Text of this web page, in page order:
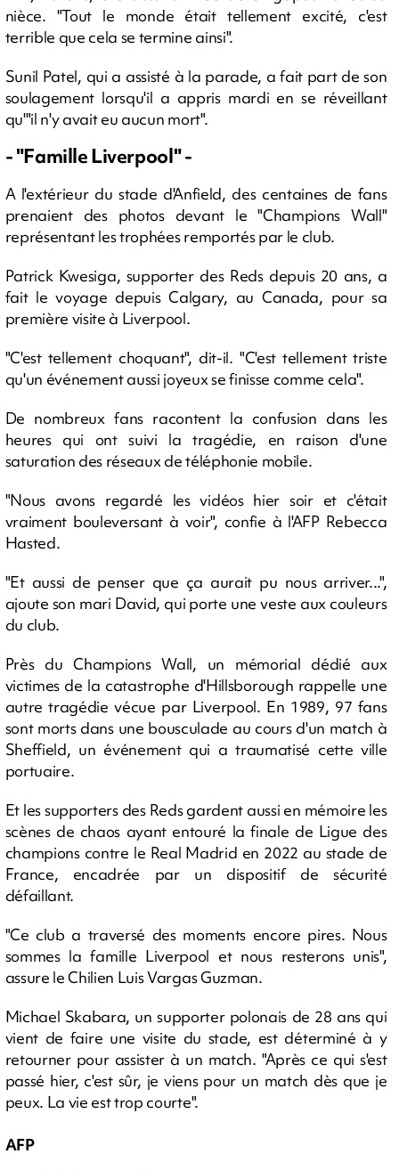
nièce. "Tout le monde était tellement excité, c'est
terrible que cela se termine ainsi".
Sunil Patel, qui a assisté à la parade, a fait part de son
soulagement lorsqu'il a appris mardi en se réveillant
qu'"il n'y avait eu aucun mort".
- "Famille Liverpool" -
A l'extérieur du stade d'Anfield, des centaines de fans
prenaient des photos devant le "Champions Wall"
représentant les trophées remportés par le club.
Patrick Kwesiga, supporter des Reds depuis 20 ans, a
fait le voyage depuis Calgary, au Canada, pour sa
première visite à Liverpool.
"C'est tellement choquant", dit-il. "C'est tellement triste
qu'un événement aussi joyeux se finisse comme cela".
De nombreux fans racontent la confusion dans les
heures qui ont suivi la tragédie, en raison d'une
saturation des réseaux de téléphonie mobile.
"Nous avons regardé les vidéos hier soir et c'était
vraiment bouleversant à voir", confie à l'AFP Rebecca
Hasted.
"Et aussi de penser que ça aurait pu nous arriver...",
ajoute son mari David, qui porte une veste aux couleurs
du club.
Près du Champions Wall, un mémorial dédié aux
victimes de la catastrophe d'Hillsborough rappelle une
autre tragédie vécue par Liverpool. En 1989, 97 fans
sont morts dans une bousculade au cours d'un match à
Sheffield, un événement qui a traumatisé cette ville
portuaire.
Et les supporters des Reds gardent aussi en mémoire les
scènes de chaos ayant entouré la finale de Ligue des
champions contre le Real Madrid en 2022 au stade de
France, encadrée par un dispositif de sécurité
défaillant.
"Ce club a traversé des moments encore pires. Nous
sommes la famille Liverpool et nous resterons unis",
assure le Chilien Luis Vargas Guzman.
Michael Skabara, un supporter polonais de 28 ans qui
vient de faire une visite du stade, est déterminé à y
retourner pour assister à un match. "Après ce qui s'est
passé hier, c'est sûr, je viens pour un match dès que je
peux. La vie est trop courte".
AFP